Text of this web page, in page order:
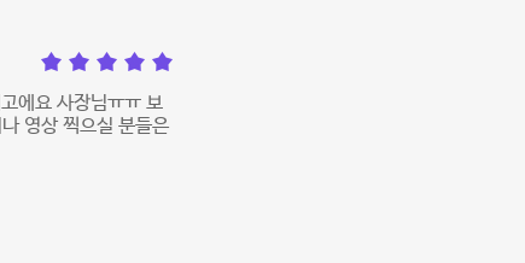
에요 사장님ㅠㅠ 보
영상 찍으실 분들은